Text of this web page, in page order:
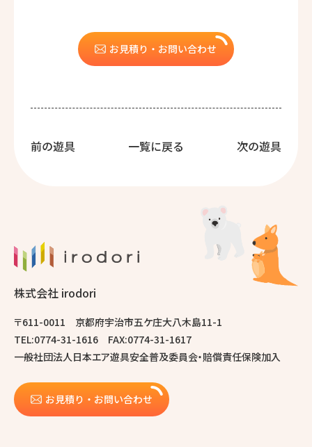
お見積り・お問い合わせ
前の遊具 一覧に戻る 次の遊具
株式会社 irodori
〒611-0011 京都府宇治市五ケ庄大八木島11-1
TEL:0774-31-1616 FAX:0774-31-1617
一般社団法人日本エア遊具安全普及委員会・賠償責任保険加入
お見積り・お問い合わせ